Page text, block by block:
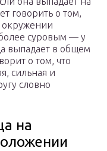
говорить о том,
окружении
суровым — у
выпадает в общем
о том, что
сильная и
словно
на